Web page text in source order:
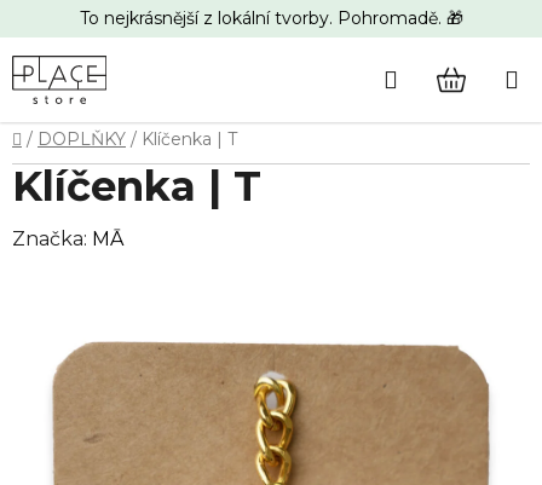
na
obsah
To nejkrásnější z lokální tvorby. Pohromadě. 🎁
Hledat
Domů
/ DOPLŇKY / Klíčenka | T
Klíčenka | T
Značka: MĀ